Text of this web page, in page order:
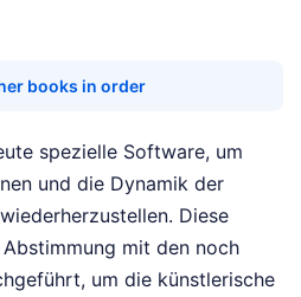
books in order
spezielle Software, um
und die Dynamik der
Diese
mit den noch
um die künstlerische